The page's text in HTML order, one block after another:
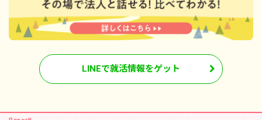
LINEで就活情報をゲット